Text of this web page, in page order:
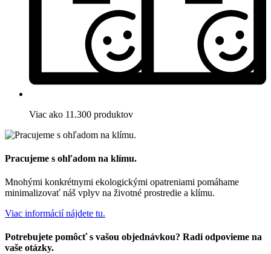
Viac ako 11.300 produktov
Pracujeme s ohľadom na klímu.
Mnohými konkrétnymi ekologickými opatreniami pomáhame
minimalizovať náš vplyv na životné prostredie a klímu.
Viac informácií nájdete tu.
Potrebujete pomôcť s vašou objednávkou? Radi odpovieme na
vaše otázky.